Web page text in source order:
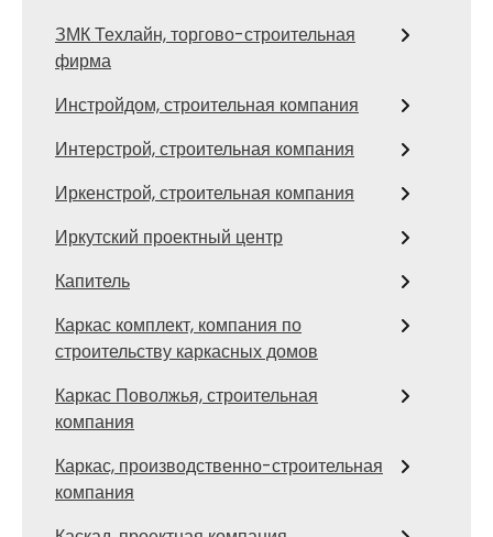
ЗМК Техлайн, торгово-строительная
фирма
Инстройдом, строительная компания
Интерстрой, строительная компания
Иркенстрой, строительная компания
Иркутский проектный центр
Капитель
Каркас комплект, компания по
строительству каркасных домов
Каркас Поволжья, строительная
компания
Каркас, производственно-строительная
компания